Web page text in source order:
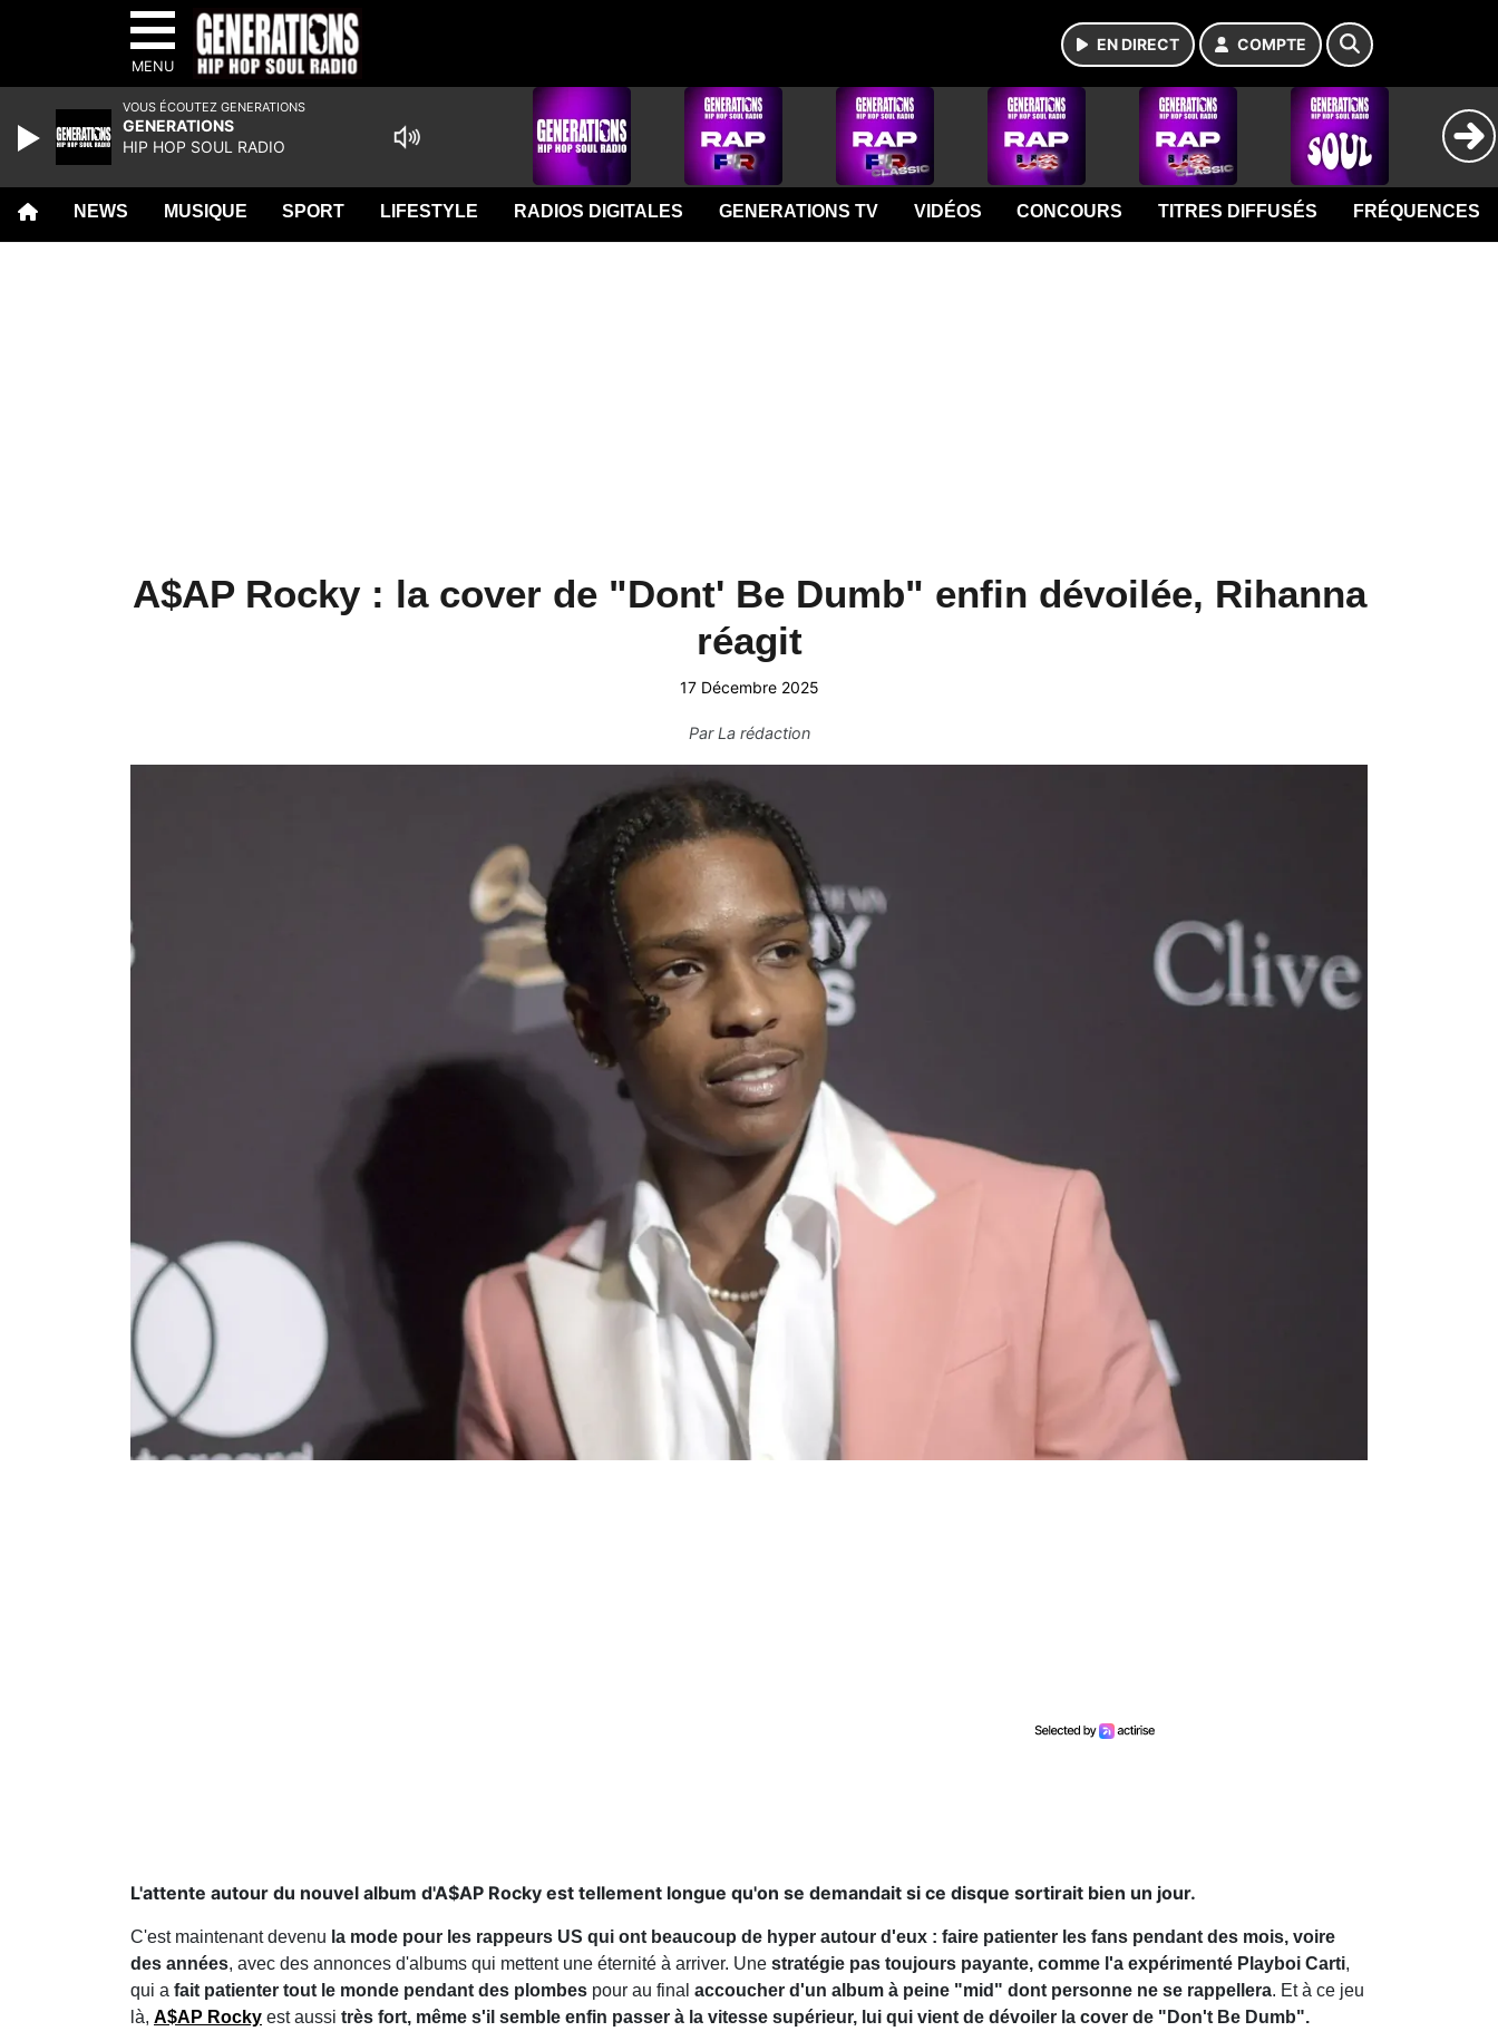
MENU
EN DIRECT COMPTE
NEWS MUSIQUE SPORT LIFESTYLE RADIOS DIGITALES GENERATIONS TV VIDÉOS CONCOURS TITRES DIFFUSÉS FRÉQUENCES
A$AP Rocky : la cover de "Dont' Be Dumb" enfin dévoilée, Rihanna
réagit
17 Décembre 2025
ParLa rédaction
L'attente autour du nouvel album d'A$AP Rocky est tellement longue qu'on se demandait si ce disque sortirait bien un jour.
C'est maintenant devenu la mode pour les rappeurs US qui ont beaucoup de hyper autour d'eux : faire patienter les fans pendant des mois, voire
des années, avec des annonces d'albums qui mettent une éternité à arriver. Une stratégie pas toujours payante, comme l'a expérimenté Playboi Carti,
qui a fait patienter tout le monde pendant des plombes pour au final accoucher d'un album à peine "mid" dont personne ne se rappellera. Et à ce jeu
là, A$AP Rocky est aussi très fort, même s'il semble enfin passer à la vitesse supérieur, lui qui vient de dévoiler la cover de "Don't Be Dumb".
VOUS ÉCOUTEZ GENERATIONS
GENERATIONS
HIP HOP SOUL RADIO